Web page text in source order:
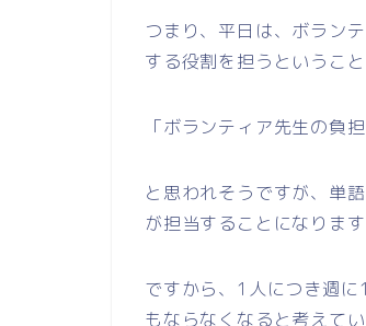
つまり、平日は、ボラン
する役割を担うということ
「ボランティア先生の負
と思われそうですが、単
が担当することになります
ですから、1人につき週
もならなくなると考えてい